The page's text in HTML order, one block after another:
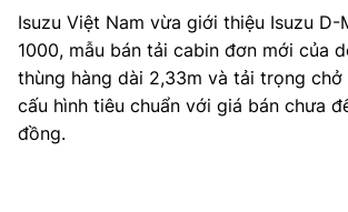
Isuzu Việt Nam vừa giới thiệu Isuzu D-
1000, mẫu bán tải cabin đơn mới của
thùng hàng dài 2,33m và tải trọng chở
cấu hình tiêu chuẩn với giá bán chưa
đồng.